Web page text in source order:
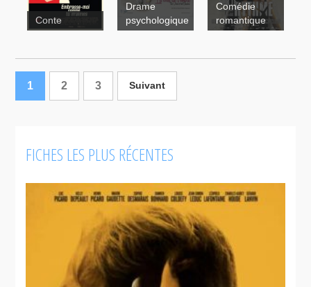
trou
Embrasse-
tu m'aimes
Conte
Drame
psychologique
Comédie
romantique
1 2 3 Suivant
FICHES LES PLUS RÉCENTES